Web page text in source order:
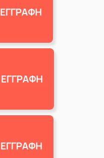
ΕΓΓΡΑΦΗ
ΕΓΓΡΑΦΗ
ΕΓΓΡΑΦΗ